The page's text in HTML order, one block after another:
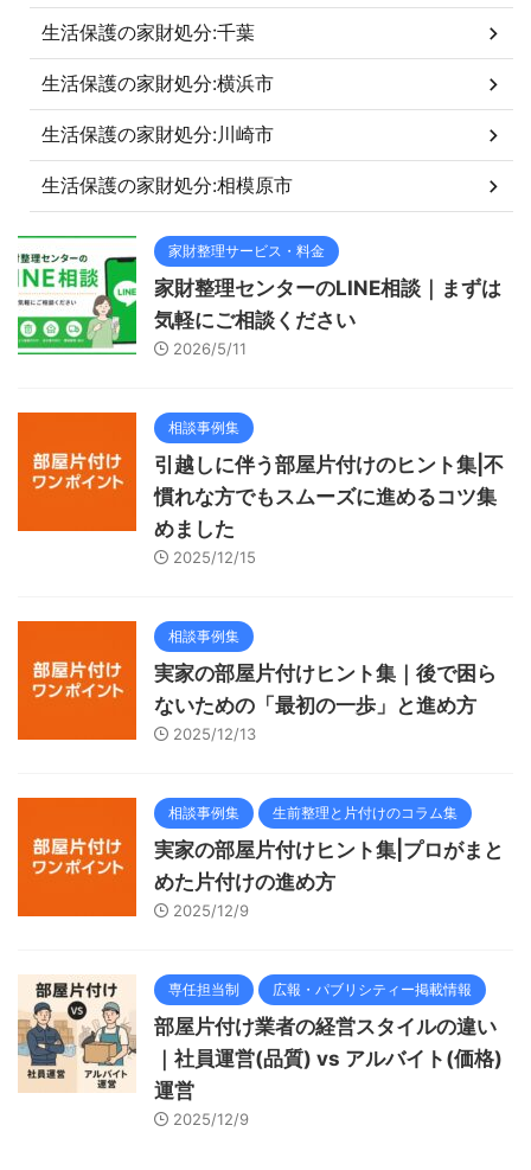
生活保護の家財処分:千葉
生活保護の家財処分:横浜市
生活保護の家財処分:川崎市
生活保護の家財処分:相模原市
家財整理サービス・料金
家財整理センターのLINE相談｜まずは
気軽にご相談ください
2026/5/11
相談事例集
引越しに伴う部屋片付けのヒント集|不
慣れな方でもスムーズに進めるコツ集
めました
2025/12/15
相談事例集
実家の部屋片付けヒント集｜後で困ら
ないための「最初の一歩」と進め方
2025/12/13
相談事例集 生前整理と片付けのコラム集
実家の部屋片付けヒント集|プロがまと
めた片付けの進め方
2025/12/9
専任担当制 広報・パブリシティー掲載情報
部屋片付け業者の経営スタイルの違い
｜社員運営(品質) vs アルバイト(価格)
運営
2025/12/9